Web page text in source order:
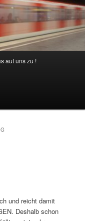
auf uns zu !
und reicht damit
Deshalb schon